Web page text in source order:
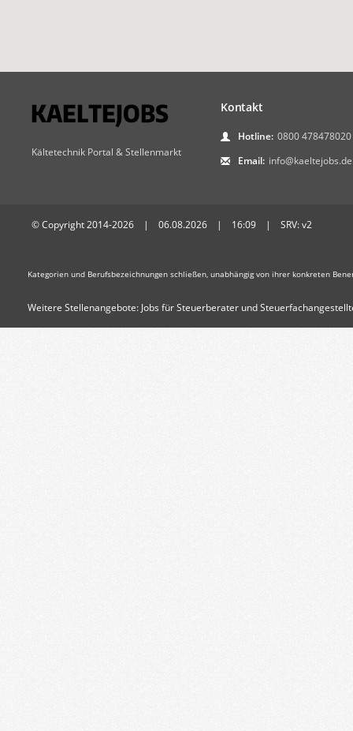
Kältetechnik Portal & Stellenmarkt
Kontakt
Hotline: 0800 478478020
Email: info@kaeltejobs.de
© Copyright 2014-2026 | 06.08.2026 | 16:09 | SRV: v2
Kategorien und Berufsbezeichnungen schließen, unabhängig von ihrer konkreten
Weitere Stellenangebote: Jobs für Steuerberater und